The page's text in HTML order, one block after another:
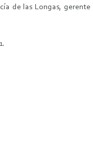
de las Longas,